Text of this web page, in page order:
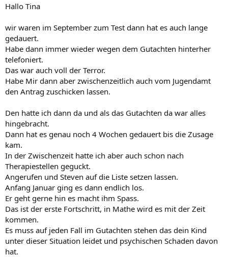
Hallo Tina
wir waren im September zum Test dann hat es auch lange
gedauert.
Habe dann immer wieder wegen dem Gutachten hinterher
telefoniert.
Das war auch voll der Terror.
Habe Mir dann aber zwischenzeitlich auch vom Jugendamt
den Antrag zuschicken lassen.
Den hatte ich dann da und als das Gutachten da war alles
hingebracht.
Dann hat es genau noch 4 Wochen gedauert bis die Zusage
kam.
In der Zwischenzeit hatte ich aber auch schon nach
Therapiestellen geguckt.
Angerufen und Steven auf die Liste setzen lassen.
Anfang Januar ging es dann endlich los.
Er geht gerne hin es macht ihm Spass.
Das ist der erste Fortschritt, in Mathe wird es mit der Zeit
kommen.
Es muss auf jeden Fall im Gutachten stehen das dein Kind
unter dieser Situation leidet und psychischen Schaden davon
hat.